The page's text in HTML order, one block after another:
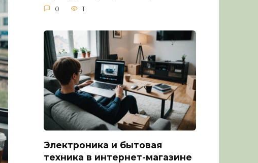
0 1
Электроника и бытовая
техника в интернет-магазине